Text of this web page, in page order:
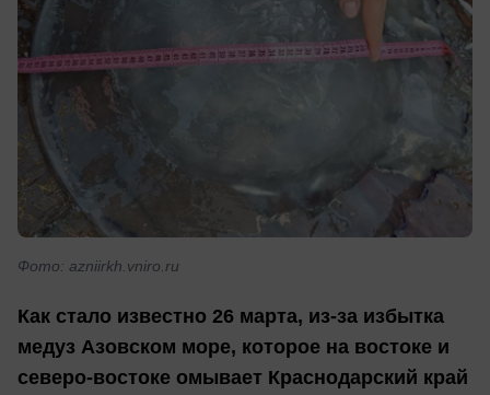
Фото: azniirkh.vniro.ru
Как стало известно 26 марта, из-за избытка
медуз Азовском море, которое на востоке и
северо-востоке омывает Краснодарский край